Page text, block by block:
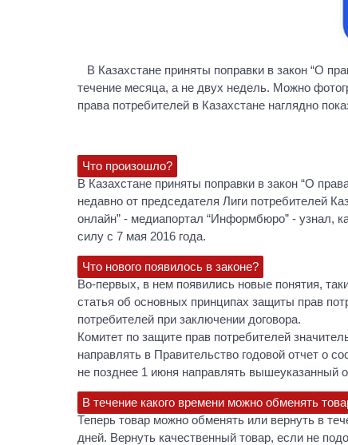
В Казахстане приняты поправки в закон “О
течение месяца, а не двух недель. Можно
права потребителей в Казахстане наглядно
Что произошло?
В Казахстане приняты поправки в закон “О
недавно от председателя Лиги потребителей
онлайн” - медиапортал “Информбюро” - узнал,
силу с 7 мая 2016 года.
Что нового появилось в законе?
Во-первых, в нем появились новые понятия,
статья об основных принципах защиты прав
потребителей при заключении договора.
Комитет по защите прав потребителей
направлять в Правительство годовой отчет о
не позднее 1 июня направлять вышеуказанный
В течение какого времени можно обменять
Теперь товар можно обменять или вернуть в
дней. Вернуть качественный товар, если не